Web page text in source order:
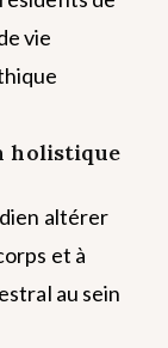
vie
holistique
altérer
et à
au sein